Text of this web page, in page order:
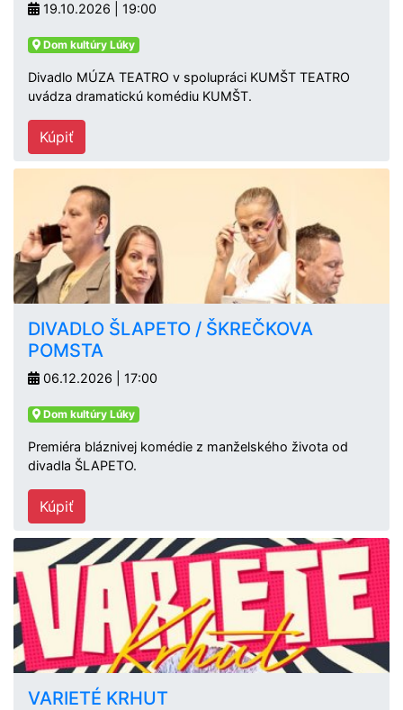
19.10.2026 | 19:00
Dom kultúry Lúky
Divadlo MÚZA TEATRO v spolupráci KUMŠT TEATRO
uvádza dramatickú komédiu KUMŠT.
Kúpiť
DIVADLO ŠLAPETO / ŠKREČKOVA
POMSTA
06.12.2026 | 17:00
Dom kultúry Lúky
Premiéra bláznivej komédie z manželského života od
divadla ŠLAPETO.
Kúpiť
VARIETÉ KRHUT